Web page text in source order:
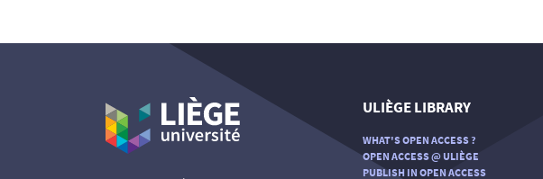
ULIÈGE LIBRARY
WHAT'S OPEN ACCESS ?
OPEN ACCESS @ ULIÈGE
PUBLISH IN OPEN ACCESS